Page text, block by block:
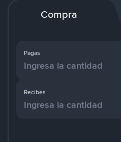
Compra
Pagas
Recibes